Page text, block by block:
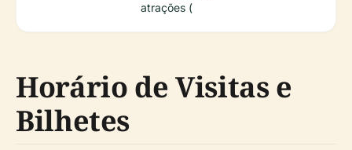
atrações (
Horário de Visitas e
Bilhetes